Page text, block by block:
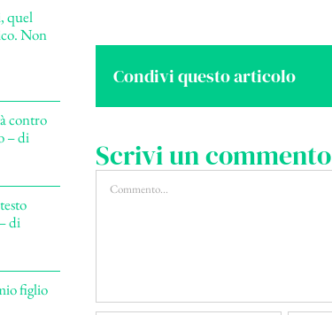
Condivi questo articolo
Scrivi un commento
Commento
quel
Non
contro
– di
di
figlio